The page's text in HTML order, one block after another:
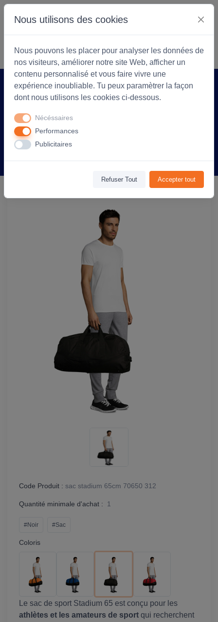
S'identifier Commencer
Accueil Coopérarock Produit
Stadium - personnalisé - Noir
Code Produit : sac stadium 65cm 70650 312
Quantité minimale d'achat : 1
#Noir #Sac
Coloris
Le sac de sport Stadium 65 est conçu pour les
athlètes et les amateurs de sport qui recherchent
Nous utilisons des cookies
Nous pouvons les placer pour analyser les données de
nos visiteurs, améliorer notre site Web, afficher un
contenu personnalisé et vous faire vivre une
expérience inoubliable. Tu peux paramètrer la façon
dont nous utilisons les cookies ci-dessous.
Nécéssaires
Performances
Publicitaires
Refuser Tout Accepter tout